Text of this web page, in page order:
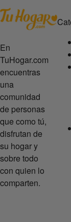
En
TuHogar.com
encuentras
una
comunidad
de personas
que como tú,
disfrutan de
su hogar y
sobre todo
con quien lo
comparten.